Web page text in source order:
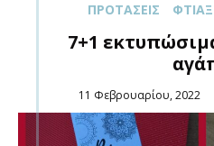
ΠΡΟΤΆΣΕΙΣ
7+1
Posted
11 Φεβρουαρίου, 2022